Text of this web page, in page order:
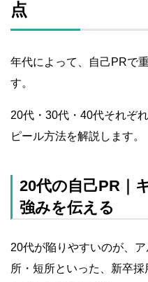
点
年代によって、自己PRで
す。
20代・30代・40代それぞ
ピール方法を解説します。
20代の自己PR｜
強みを伝える
20代が陥りやすいのが、
所・短所といった、新卒